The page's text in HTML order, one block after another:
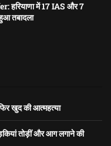
में 17 IAS और 7
तबादला
खुद की आत्महत्या
तोड़ीं और आग लगाने की